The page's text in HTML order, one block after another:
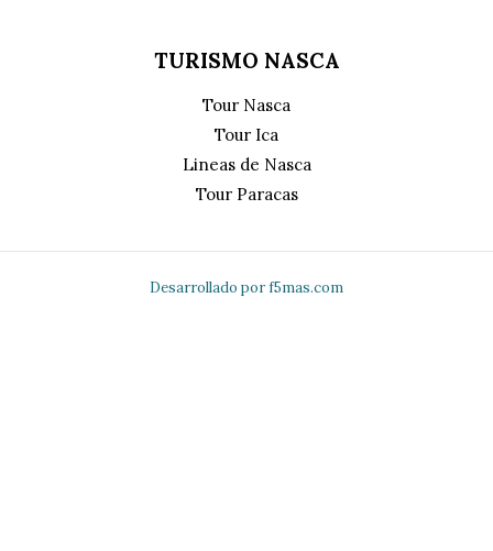
TURISMO NASCA
Tour Nasca
Tour Ica
Lineas de Nasca
Tour Paracas
Desarrollado porf5mas.com